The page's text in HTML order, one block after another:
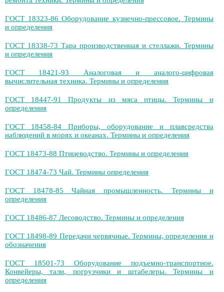
ГОСТ 18323-86 Оборудование кузнечно-прессовое. Термины
и определения
ГОСТ 18338-73 Тара производственная и стеллажи. Термины
и определения
ГОСТ 18421-93 Аналоговая и аналого-цифровая
вычислительная техника. Термины и определения
ГОСТ 18447-91 Продукты из мяса птицы. Термины и
определения
ГОСТ 18458-84 Приборы, оборудование и плавсредства
наблюдений в морях и океанах. Термины и определения
ГОСТ 18473-88 Птицеводство. Термины и определения
ГОСТ 18474-73 Чай. Термины определения
ГОСТ 18478-85 Чайная промышленность. Термины и
определения
ГОСТ 18486-87 Лесоводство. Термины и определения
ГОСТ 18498-89 Передачи червячные. Термины, определения и
обозначения
ГОСТ 18501-73 Оборудование подъемно-транспортное.
Конвейеры, тали, погрузчики и штабелеры. Термины и
определения